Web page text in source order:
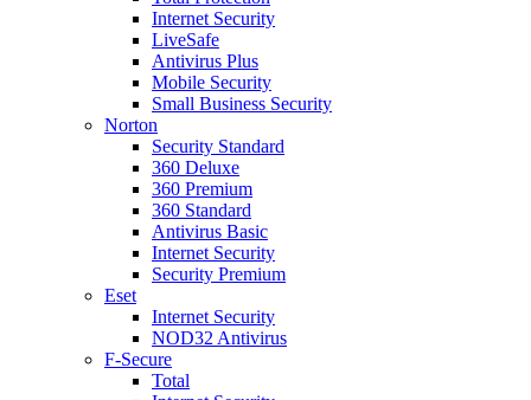
Internet Security
LiveSafe
Antivirus Plus
Mobile Security
Small Business Security
Norton
Security Standard
360 Deluxe
360 Premium
360 Standard
Antivirus Basic
Internet Security
Security Premium
Eset
Internet Security
NOD32 Antivirus
F-Secure
Total